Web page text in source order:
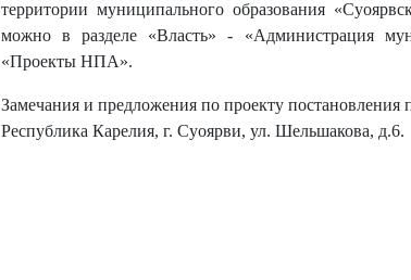
территории муниципального образования
можно в разделе «Власть» - «Администрация
«Проекты НПА».
Замечания и предложения по проекту
Республика Карелия, г. Суоярви, ул. Шельшакова, д.6.